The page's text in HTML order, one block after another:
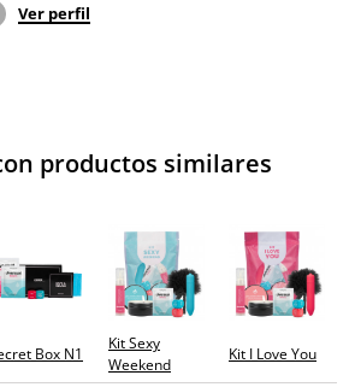
Ver perfil
productos similares
Box N1
Kit Sexy
Weekend
Kit I Love You